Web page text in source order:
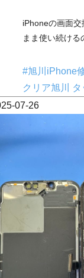
iPhoneの画面
まま使い続け
#旭川iPhone
クリア旭川
タ
07-26